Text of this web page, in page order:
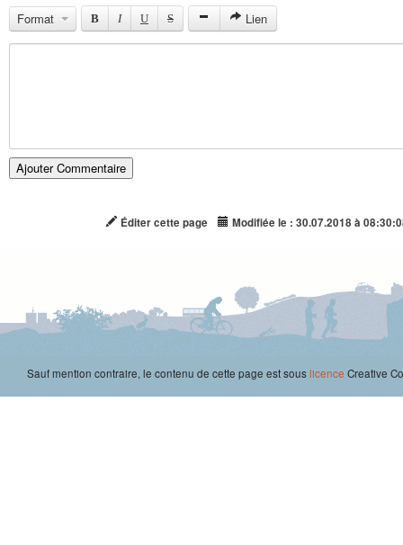
Format
B I U S Lien
Éditer cette page Modifiée le : 30.07.2018 à
Sauf mention contraire, le contenu de cette page est souslicence Creative